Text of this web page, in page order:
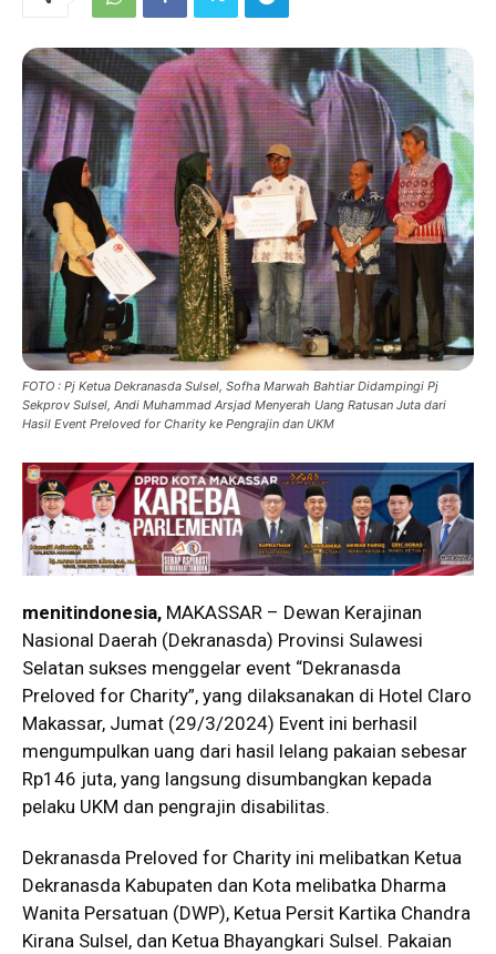
FOTO : Pj Ketua Dekranasda Sulsel, Sofha Marwah Bahtiar Didampingi Pj
Sekprov Sulsel, Andi Muhammad Arsjad Menyerah Uang Ratusan Juta dari
Hasil Event Preloved for Charity ke Pengrajin dan UKM
menitindonesia, MAKASSAR – Dewan Kerajinan
Nasional Daerah (Dekranasda) Provinsi Sulawesi
Selatan sukses menggelar event “Dekranasda
Preloved for Charity”, yang dilaksanakan di Hotel Claro
Makassar, Jumat (29/3/2024) Event ini berhasil
mengumpulkan uang dari hasil lelang pakaian sebesar
Rp146 juta, yang langsung disumbangkan kepada
pelaku UKM dan pengrajin disabilitas.
Dekranasda Preloved for Charity ini melibatkan Ketua
Dekranasda Kabupaten dan Kota melibatka Dharma
Wanita Persatuan (DWP), Ketua Persit Kartika Chandra
Kirana Sulsel, dan Ketua Bhayangkari Sulsel. Pakaian